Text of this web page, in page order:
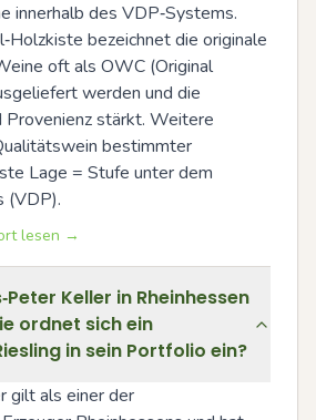
innerhalb des VDP‑Systems.
bezeichnet die originale
oft als OWC (Original
werden und die
stärkt. Weitere
bestimmter
Lage = Stufe unter dem
(VDP).
lesen →
Keller in Rheinhessen
ordnet sich ein
in sein Portfolio ein?
gilt als einer der